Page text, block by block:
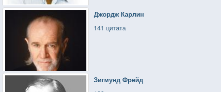
Как найти в себе силу остаться честным,
Ощутить в себе волю, очистить душу?
Правда, хочешь о важном? садись. чудесно,
Это важно, что ты еще хочешь слушать.
Джордж Карлин
141 цитата
Зигмунд Фрейд